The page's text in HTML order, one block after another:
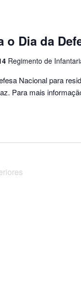
o Dia da
Regimento de
Nacional para
Para mais